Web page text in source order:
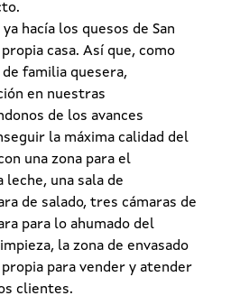
hacía los quesos de San
casa. Así que, como
familia quesera,
en nuestras
de los avances
la máxima calidad del
una zona para el
leche, una sala de
de salado, tres cámaras de
para lo ahumado del
la zona de envasado
para vender y atender
clientes.